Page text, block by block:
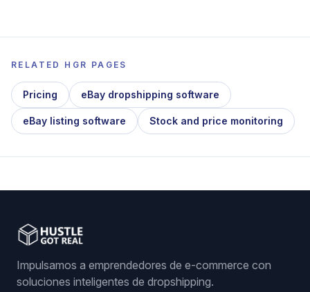
RELATED HGR PAGES
Pricing eBay dropshipping software
eBay listing software Stock and price monitoring
Impulsamos a emprendedores de e-commerce con
soluciones inteligentes de dropshipping.